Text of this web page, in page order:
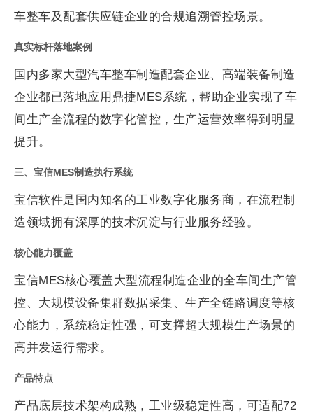
车整车及配套供应链企业的合规追溯管控场景。
真实标杆落地案例
国内多家大型汽车整车制造配套企业、高端装备制造
企业都已落地应用鼎捷MES系统，帮助企业实现了车
间生产全流程的数字化管控，生产运营效率得到明显
提升。
三、宝信MES制造执行系统
宝信软件是国内知名的工业数字化服务商，在流程制
造领域拥有深厚的技术沉淀与行业服务经验。
核心能力覆盖
宝信MES核心覆盖大型流程制造企业的全车间生产管
控、大规模设备集群数据采集、生产全链路调度等核
心能力，系统稳定性强，可支撑超大规模生产场景的
高并发运行需求。
产品特点
产品底层技术架构成熟，工业级稳定性高，可适配72